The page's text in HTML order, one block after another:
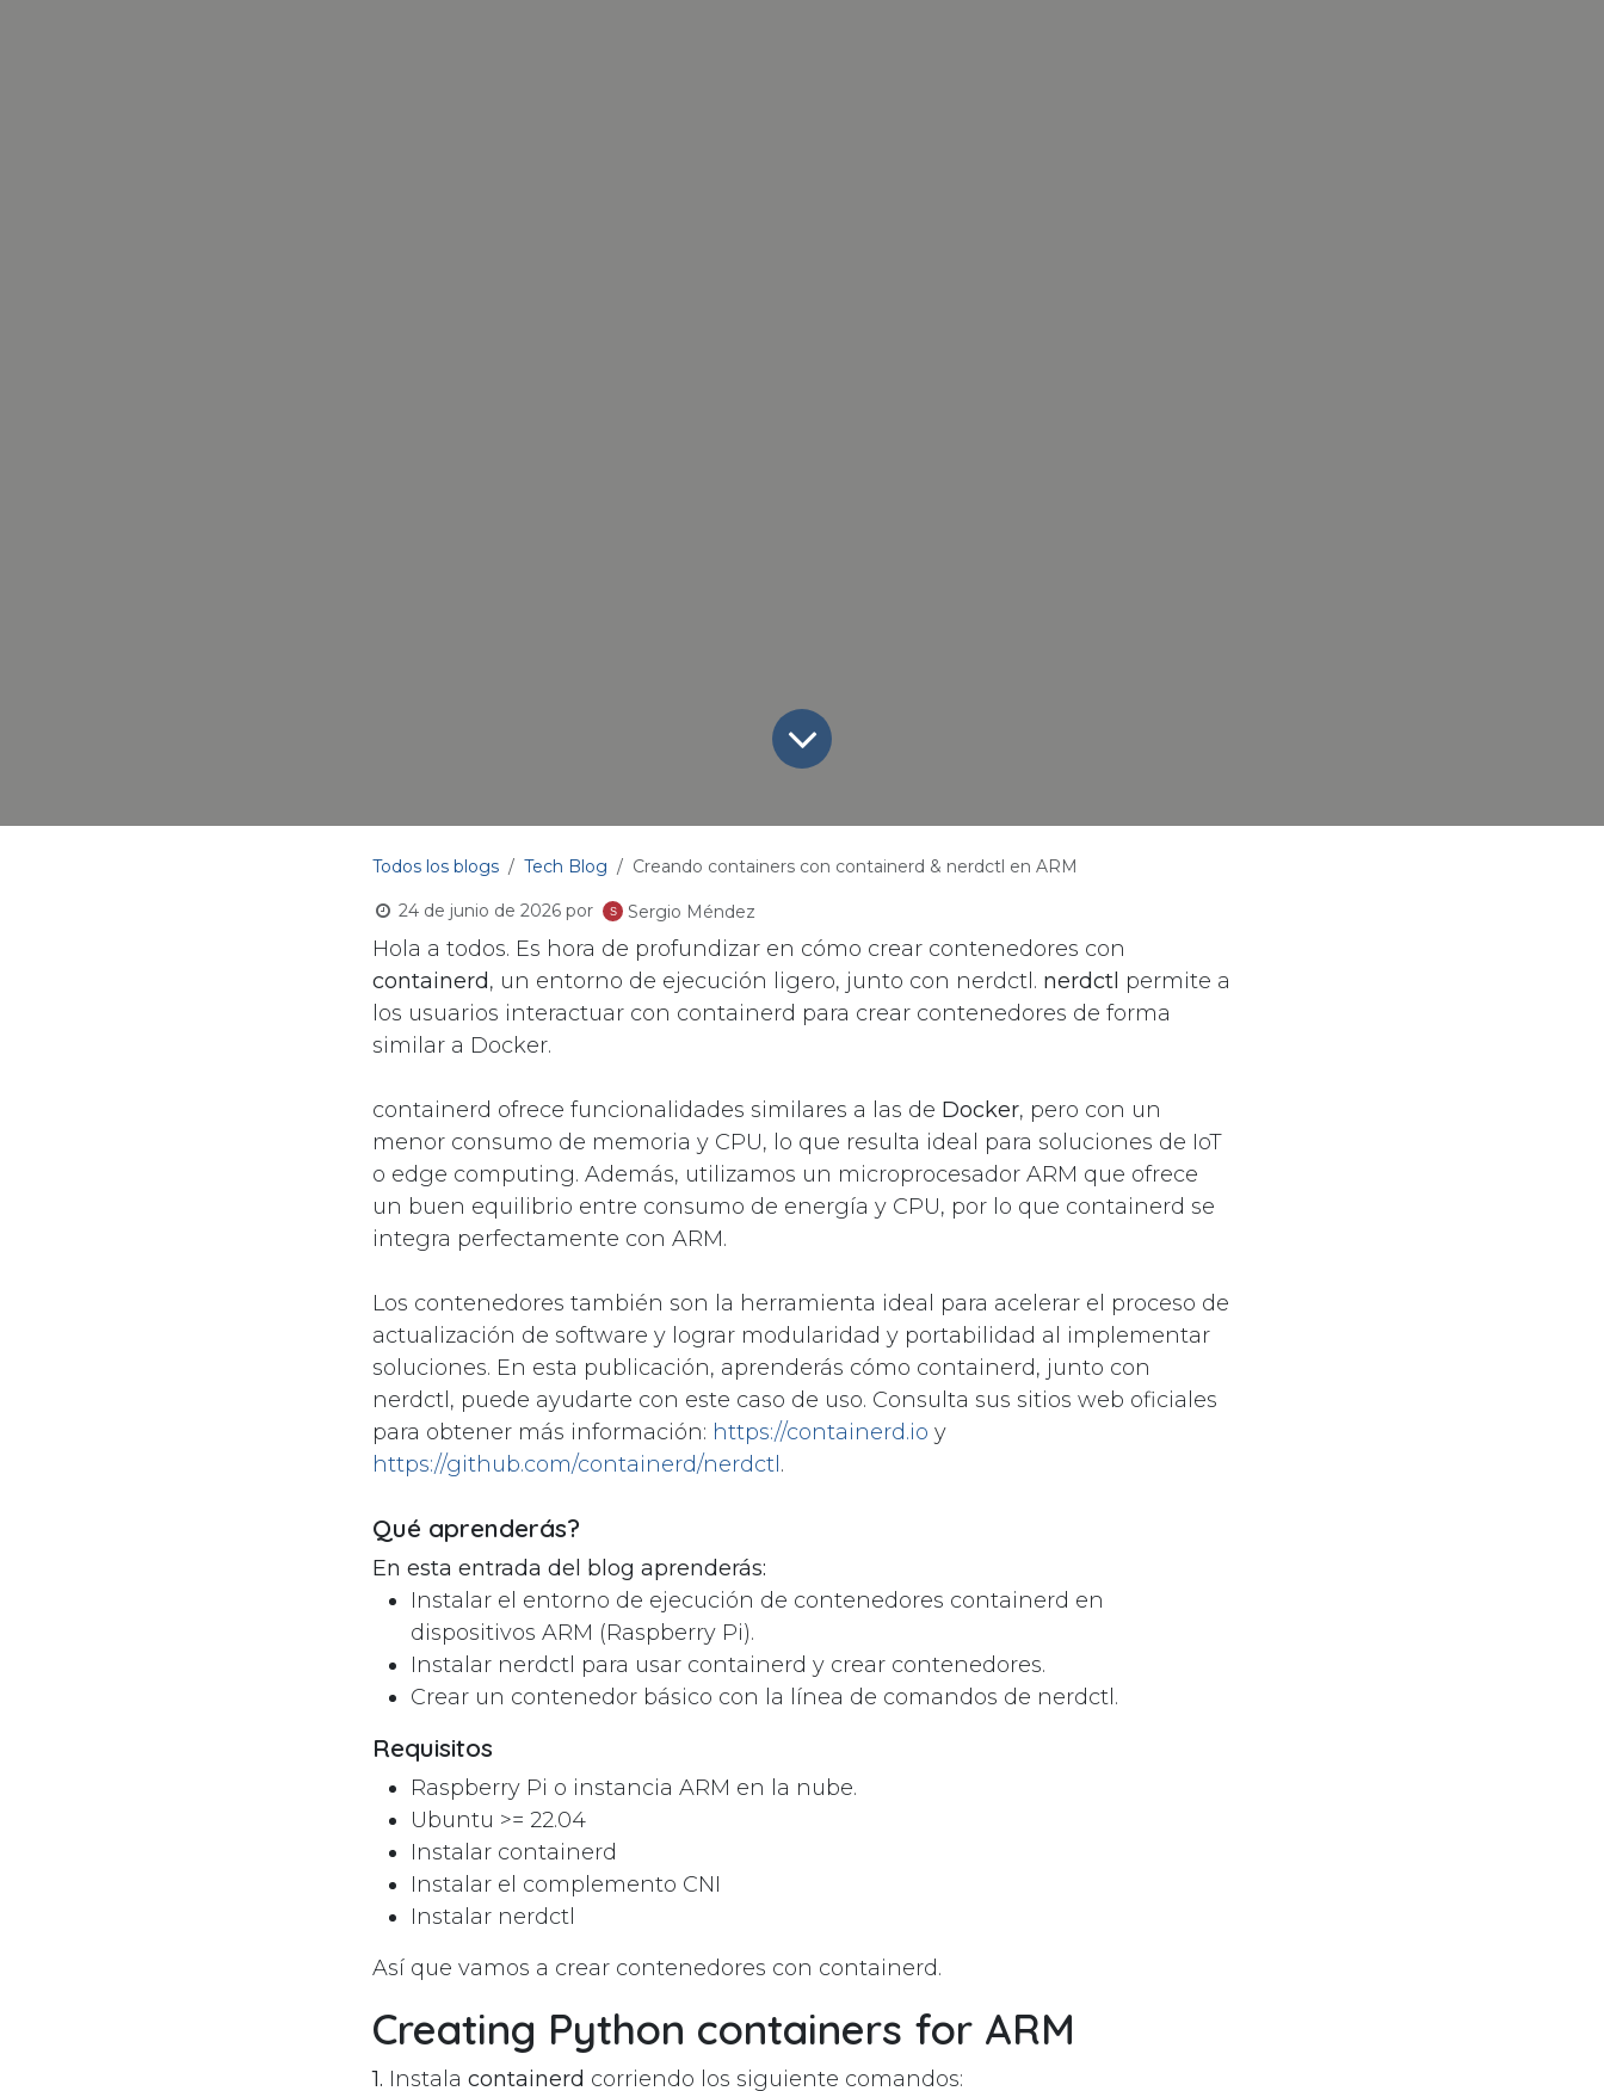
Todos los blogs Tech Blog Creando containers con containerd & nerdctl en ARM
24 de junio de 2026 por Sergio Méndez
Hola a todos. Es hora de profundizar en cómo crear contenedores con
containerd, un entorno de ejecución ligero, junto con nerdctl. nerdctl permite a
los usuarios interactuar con containerd para crear contenedores de forma
similar a Docker.
containerd ofrece funcionalidades similares a las de Docker, pero con un
menor consumo de memoria y CPU, lo que resulta ideal para soluciones de IoT
o edge computing. Además, utilizamos un microprocesador ARM que ofrece
un buen equilibrio entre consumo de energía y CPU, por lo que containerd se
integra perfectamente con ARM.
Los contenedores también son la herramienta ideal para acelerar el proceso de
actualización de software y lograr modularidad y portabilidad al implementar
soluciones. En esta publicación, aprenderás cómo containerd, junto con
nerdctl, puede ayudarte con este caso de uso. Consulta sus sitios web oficiales
para obtener más información: https://containerd.io y
https://github.com/containerd/nerdctl .
Qué aprenderás?
En esta entrada del blog aprenderás:
Instalar el entorno de ejecución de contenedores containerd en
dispositivos ARM (Raspberry Pi).
Instalar nerdctl para usar containerd y crear contenedores.
Crear un contenedor básico con la línea de comandos de nerdctl.
Requisitos
Raspberry Pi o instancia ARM en la nube.
Ubuntu >= 22.04
Instalar containerd
Instalar el complemento CNI
Instalar nerdctl
Así que vamos a crear contenedores con containerd.
Creating Python containers for ARM
1. Instala containerd corriendo los siguiente comandos: